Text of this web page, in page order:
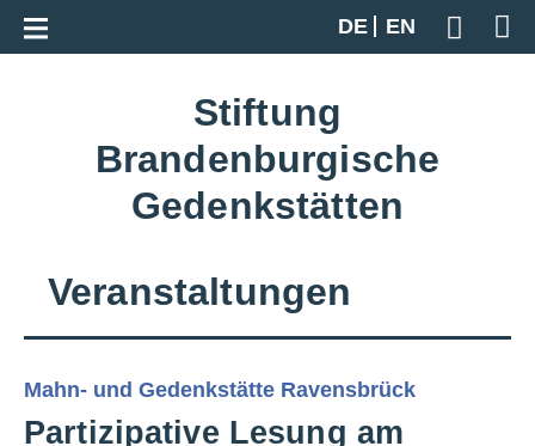
DE
EN
Geben
Zur Gesamtübersicht
Stiftung
Brandenburgische
Gedenkstätten
Veranstaltungen
Mahn- und Gedenkstätte Ravensbrück
Partizipative Lesung am